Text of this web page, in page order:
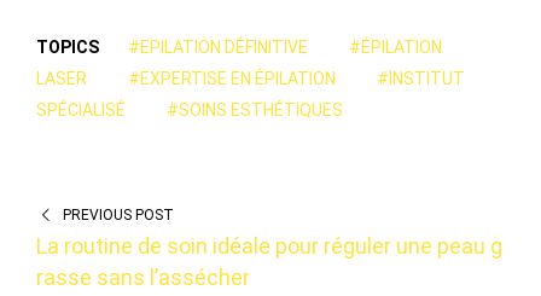
TOPICS #EPILATION DÉFINITIVE
#ÉPILATION
LASER
#EXPERTISE EN ÉPILATION
#INSTITUT
SPÉCIALISÉ
#SOINS ESTHÉTIQUES
PREVIOUS POST
La routine de soin idéale pour réguler une peau g
rasse sans l’assécher